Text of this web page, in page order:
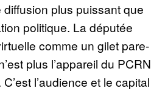
diffusion plus puissant que
politique. La députée
comme un gilet pare-
plus l’appareil du PCRN
l’audience et le capital